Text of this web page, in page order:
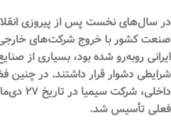
در سال‌های نخست پس از پیروزی
صنعت کشور با خروج شرکت‌های
ایرانی روبه‌رو شده بود، بسیاری از
شرایطی دشوار قرار داشتند. در چنین
داخلی، شرکتسیمیادر تاریخ۲۷ دی‌ماه ۱۳۶۰
فعلی تأسیس شد.